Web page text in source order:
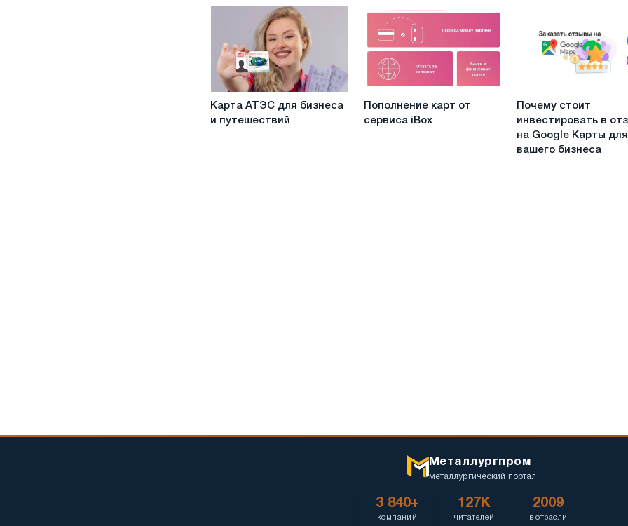
Бинарными
Опционами
удобство
АТЭС
для
Карта АТЭС для бизнеса
и путешествий
Пополнение карт от
сервиса iBox
инвестировать
Почему стоит
инвестировать в
на Google Карты для
вашего бизнеса
Металлургпром
металлургический портал
3 840+
компаний
127K
читателей
2009
в отрасли